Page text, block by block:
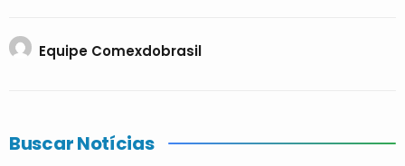
Equipe Comexdobrasil
Buscar Notícias